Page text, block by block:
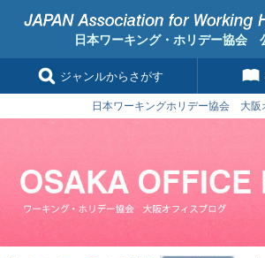
日本ワーキング・ホリデー協会
ジャンルからさがす
日本ワーキングホリデー協会 大阪